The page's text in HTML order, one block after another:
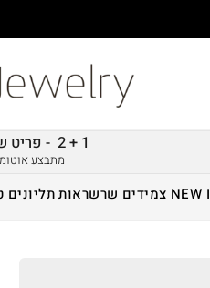
1 + 2 - פריט שלישי בחינם
מתבצע
NEW צמידים שרשראותתליונים